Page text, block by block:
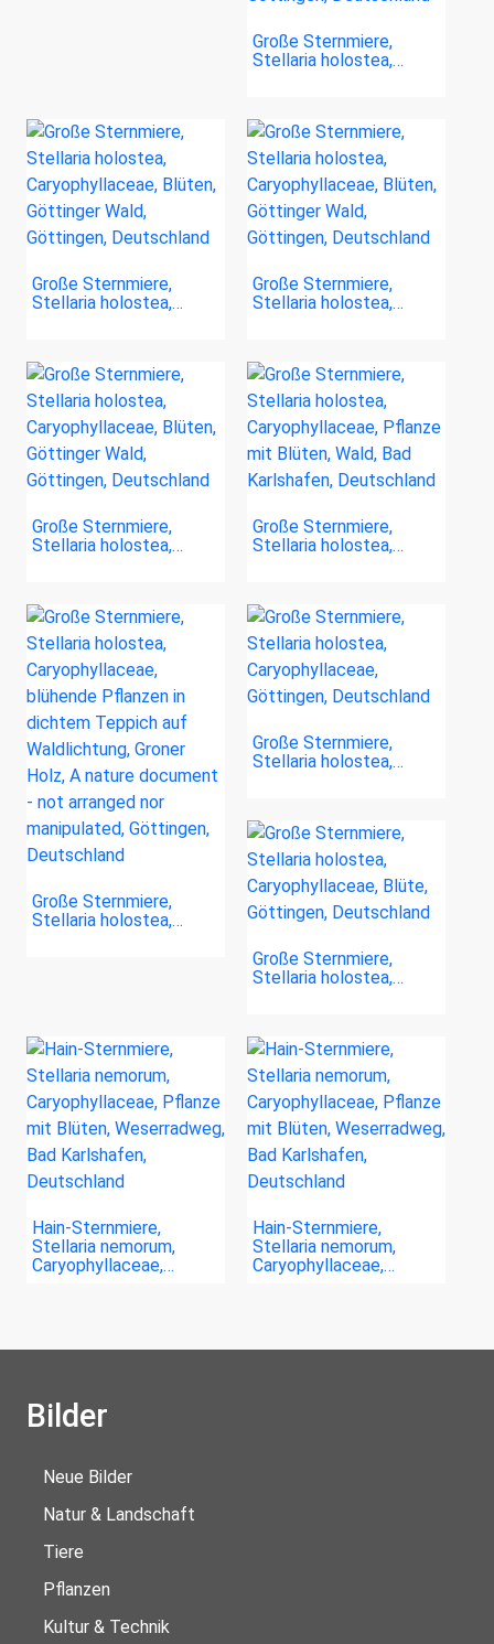
Große Sternmiere,
Stellaria holostea,…
Große Sternmiere,
Stellaria holostea,…
Große Sternmiere,
Stellaria holostea,…
Große Sternmiere,
Stellaria holostea,…
Große Sternmiere,
Stellaria holostea,…
Große Sternmiere,
Stellaria holostea,…
Große Sternmiere,
Stellaria holostea,…
Große Sternmiere,
Stellaria holostea,…
Hain-Sternmiere,
Stellaria nemorum,
Caryophyllaceae,…
Hain-Sternmiere,
Stellaria nemorum,
Caryophyllaceae,…
Bilder
Neue Bilder
Natur & Landschaft
Tiere
Pflanzen
Kultur & Technik